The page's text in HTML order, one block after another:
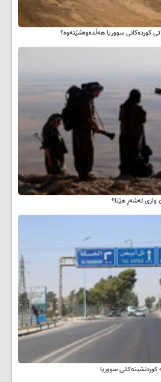
کوردەکانی سووریا هەڵدەوەشێتەوە؟
وازی لەشەڕ هێنا؟
کوردنشینەکانی سووریا